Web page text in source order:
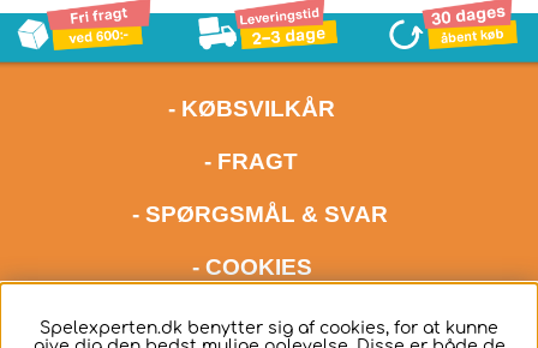
- KØBSVILKÅR
- FRAGT
- SPØRGSMÅL & SVAR
- COOKIES
kontakt os meget gerne via mail på adressen
Spelexperten.dk benytter sig af cookies, for at kunne